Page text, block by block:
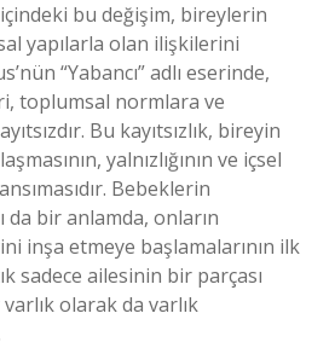
bu değişim, bireylerin
yapılarla olan ilişkilerini
“Yabancı” adlı eserinde,
toplumsal normlara ve
Bu kayıtsızlık, bireyin
yalnızlığının ve içsel
Bebeklerin
da bir anlamda, onların
inşa etmeye başlamalarının ilk
sadece ailesinin bir parçası
olarak da varlık